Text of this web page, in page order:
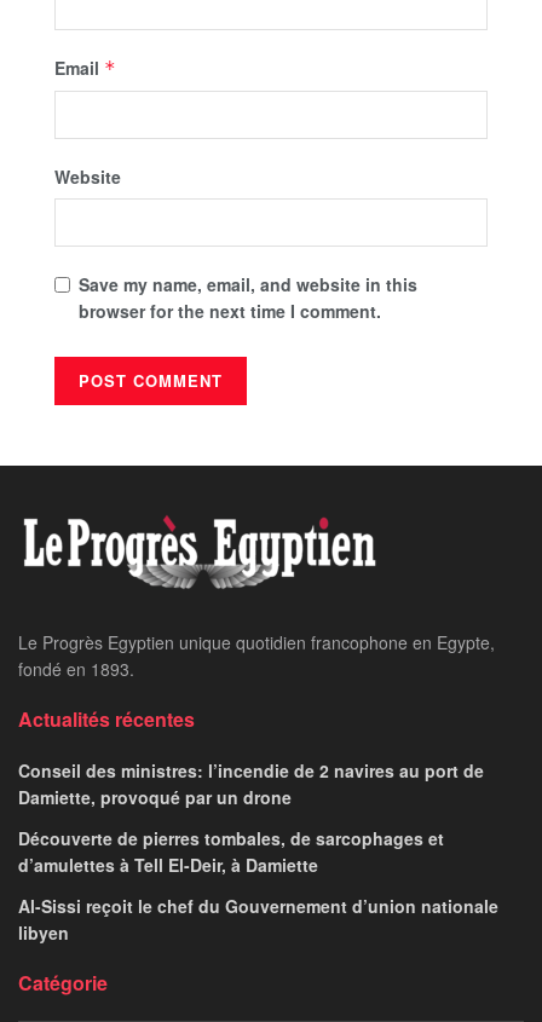
Email *
Website
Save my name, email, and website in this
browser for the next time I comment.
Le Progrès Egyptien unique quotidien francophone en Egypte,
fondé en 1893.
Actualités récentes
Conseil des ministres: l’incendie de 2 navires au port de
Damiette, provoqué par un drone
Découverte de pierres tombales, de sarcophages et
d’amulettes à Tell El-Deir, à Damiette
Al-Sissi reçoit le chef du Gouvernement d’union nationale
libyen
Catégorie